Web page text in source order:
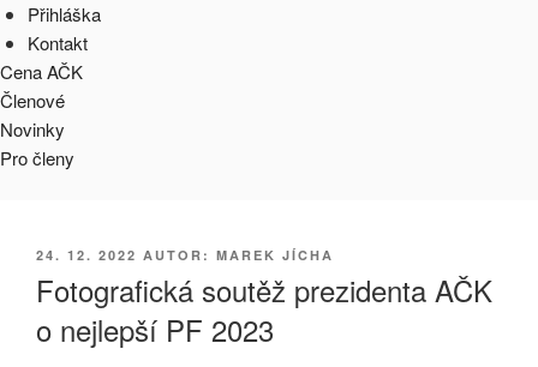
Přihláška
Kontakt
Cena AČK
Členové
Novinky
Pro členy
PUBLIKOVÁNO
24. 12. 2022 AUTOR: MAREK JÍCHA
Fotografická soutěž prezidenta AČK
o nejlepší PF 2023